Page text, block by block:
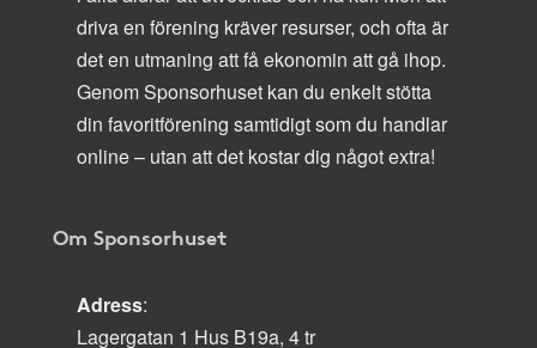
driva en förening kräver resurser, och ofta är
det en utmaning att få ekonomin att gå ihop.
Genom Sponsorhuset kan du enkelt stötta
din favoritförening samtidigt som du handlar
online – utan att det kostar dig något extra!
Om Sponsorhuset
Adress:
Lagergatan 1 Hus B19a, 4 tr